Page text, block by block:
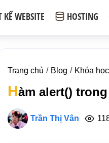
KẾ WEBSITE HOSTING
Trang chủ Blog Khóa
Hàm alert()
Trần Thị Vân